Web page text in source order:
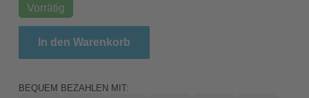
Vorrätig
Borneo-Kurzschwanzpython / Python breitensteini
In den Warenkorb
BEQUEM BEZAHLEN MIT: